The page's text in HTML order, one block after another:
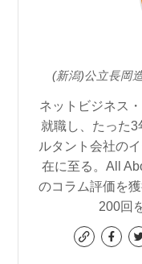
(新潟)公立長岡
ネットビジネス
就職し、たった
ルタント会社の
在に至る。All
のコラム評価を
200回